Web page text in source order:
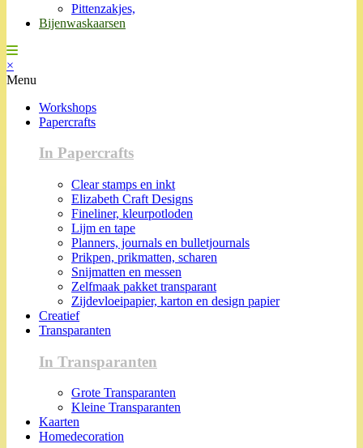
Pittenzakjes,
Bijenwaskaarsen
×
Menu
Workshops
Papercrafts
In Papercrafts
Clear stamps en inkt
Elizabeth Craft Designs
Fineliner, kleurpotloden
Lijm en tape
Planners, journals en bulletjournals
Prikpen, prikmatten, scharen
Snijmatten en messen
Zelfmaak pakket transparant
Zijdevloeipapier, karton en design papier
Creatief
Transparanten
In Transparanten
Grote Transparanten
Kleine Transparanten
Kaarten
Homedecoration